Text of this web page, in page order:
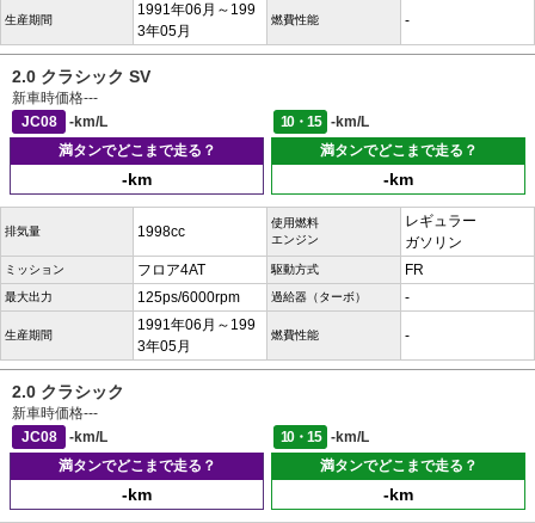
生産期間
1991年06月～199
3年05月
燃費性能 -
2.0 クラシック SV
新車時価格---
JC08
-km/L 10・15
-km/L
満タンでどこまで走る？
-km
満タンでどこまで走る？
-km
排気量 1998cc
使用燃料
エンジン
レギュラー
ガソリン
ミッション フロア4AT 駆動方式 FR
最大出力 125ps/6000rpm 過給器（ターボ） -
生産期間
1991年06月～199
3年05月
燃費性能 -
2.0 クラシック
新車時価格---
JC08
-km/L 10・15
-km/L
満タンでどこまで走る？
-km
満タンでどこまで走る？
-km